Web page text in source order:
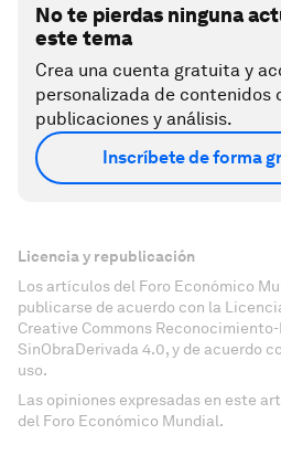
No te pierdas ninguna
este tema
Crea una cuenta gratuita y
personalizada de contenidos
publicaciones y análisis.
Inscríbete de forma
Licencia y republicación
Los artículos del Foro Económico
publicarse de acuerdo con la
Creative Commons
SinObraDerivada 4.0, y de acuerdo
uso.
Las opiniones expresadas en este
del Foro Económico Mundial.